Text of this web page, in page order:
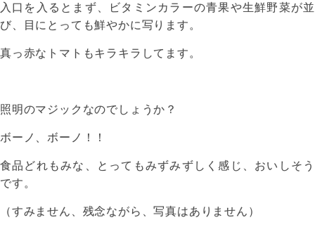
入口を入るとまず、ビタミンカラーの青果や生鮮野菜が並
び、目にとっても鮮やかに写ります。
真っ赤なトマトもキラキラしてます。
照明のマジックなのでしょうか？
ボーノ、ボーノ！！
食品どれもみな、とってもみずみずしく感じ、おいしそう
です。
（すみません、残念ながら、写真はありません）